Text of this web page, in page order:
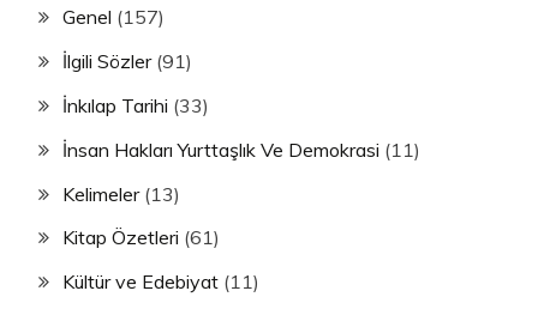
Genel (157)
İlgili Sözler(91)
İnkılap Tarihi (33)
İnsan Hakları Yurttaşlık Ve Demokrasi (11)
Kelimeler(13)
Kitap Özetleri (61)
Kültür ve Edebiyat (11)